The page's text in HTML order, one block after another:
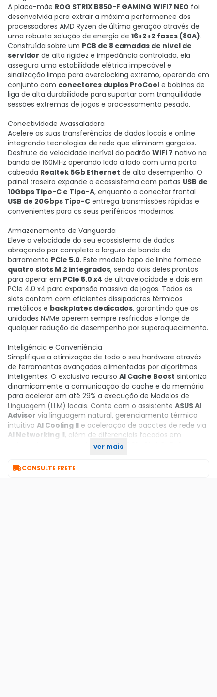
A placa-mãe ROG STRIX B850-F GAMING WIFI7 NEO foi
desenvolvida para extrair a máxima performance dos
processadores AMD Ryzen de última geração através de
uma robusta solução de energia de 16+2+2 fases (80A).
Construída sobre um PCB de 8 camadas de nível de
servidor de alta rigidez e impedância controlada, ela
assegura uma estabilidade elétrica impecável e
sinalização limpa para overclocking extremo, operando em
conjunto com conectores duplos ProCool e bobinas de
liga de alta durabilidade para suportar com tranquilidade
sessões extremas de jogos e processamento pesado.
Conectividade Avassaladora
Acelere as suas transferências de dados locais e online
integrando tecnologias de rede que eliminam gargalos.
Desfrute da velocidade incrível do padrão WiFi 7 nativo na
banda de 160MHz operando lado a lado com uma porta
cabeada Realtek 5Gb Ethernet de alto desempenho. O
painel traseiro expande o ecossistema com portas USB de
10Gbps Tipo-C e Tipo-A, enquanto o conector frontal
USB de 20Gbps Tipo-C entrega transmissões rápidas e
convenientes para os seus periféricos modernos.
Armazenamento de Vanguarda
Eleve a velocidade do seu ecossistema de dados
abraçando por completo a largura de banda do
barramento PCIe 5.0. Este modelo topo de linha fornece
quatro slots M.2 integrados, sendo dois deles prontos
para operar em PCIe 5.0 x4 de ultravelocidade e dois em
PCIe 4.0 x4 para expansão massiva de jogos. Todos os
slots contam com eficientes dissipadores térmicos
metálicos e backplates dedicados, garantindo que as
unidades NVMe operem sempre resfriadas e longe de
qualquer redução de desempenho por superaquecimento.
Inteligência e Conveniência
Simplifique a otimização de todo o seu hardware através
de ferramentas avançadas alimentadas por algoritmos
inteligentes. O exclusivo recurso AI Cache Boost sintoniza
dinamicamente a comunicação do cache e da memória
para acelerar em até 29% a execução de Modelos de
Linguagem (LLM) locais. Conte com o assistente ASUS AI
Advisor via linguagem natural, gerenciamento térmico
intuitivo AI Cooling II e aceleração de pacotes de rede via
AI Networking II, além de diferenciais focados em
entusiastas como o prático botão
ver mais
CONSULTE FRETE